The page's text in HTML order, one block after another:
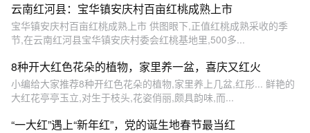
云南红河县：宝华镇安庆村百亩红桃成熟上市
宝华镇安庆村百亩红桃成熟上市 供图眼下,正值红桃成熟采收的季
节,在云南红河县宝华镇安庆村委会红桃基地里,500多...
8种开大红色花朵的植物，家里养一盆，喜庆又红火
小编给大家推荐8种开红色花朵的植物,家里养上几盆,红彤... 鲜艳的
大红花亭亭玉立,对生于枝头,花姿俏丽,颇具韵味,而...
“一大红”遇上“新年红”，党的诞生地春节最当红